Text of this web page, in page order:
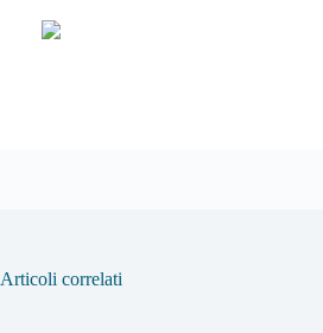
Articoli correlati